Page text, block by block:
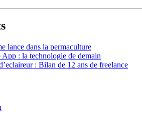
lance dans la permaculture
App : la technologie de demain
: Bilan de 12 ans de freelance